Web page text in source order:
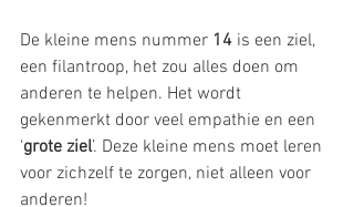
De kleine mens nummer 14 is een ziel,
een filantroop, het zou alles doen om
anderen te helpen. Het wordt
gekenmerkt door veel empathie en een
‘grote ziel’. Deze kleine mens moet leren
voor zichzelf te zorgen, niet alleen voor
anderen!